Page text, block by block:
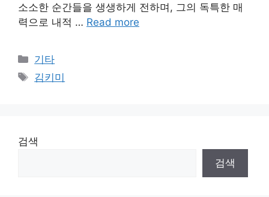
소소한 순간들을 생생하게 전하며, 그의 독특한 매
력으로 내적 … Read more
Categories
기타
Tags
김키미
검색
검색